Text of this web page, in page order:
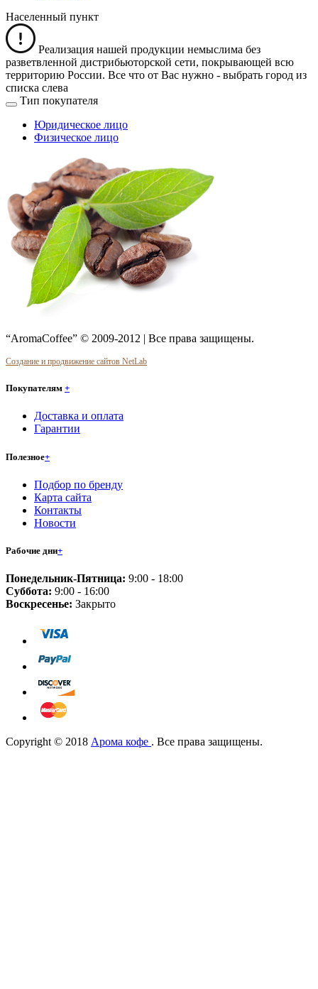
Населенный пункт
Реализация нашей продукции немыслима без
разветвленной дистрибьюторской сети, покрывающей всю
территорию России. Все что от Вас нужно - выбрать город из
списка слева
Тип покупателя
Юридическое лицо
Физическое лицо
“AromaCoffee” © 2009-2012 | Все права защищены.
Создание и продвижение сайтов NetLab
Покупателям +
Доставка и оплата
Гарантии
Полезное+
Подбор по бренду
Карта сайта
Контакты
Новости
Рабочие дни+
Понедельник-Пятница: 9:00 - 18:00
Суббота: 9:00 - 16:00
Воскресенье: Закрыто
Copyright © 2018 Арома кофе . Все права защищены.